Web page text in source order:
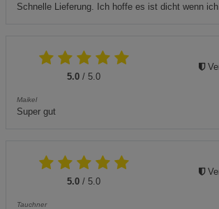
Schnelle Lieferung. Ich hoffe es ist dicht wenn
5.0 / 5.0
Maikel
Super gut
5.0 / 5.0
Tauchner